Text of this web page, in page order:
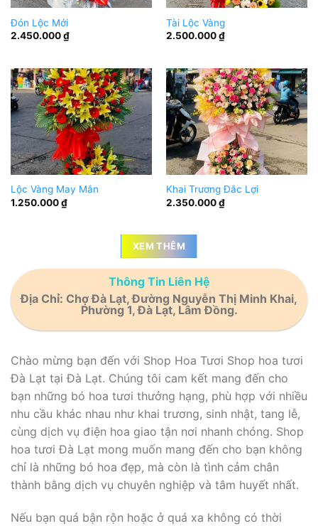
Đón Lộc Mới
2.450.000₫
Tài Lộc Vàng
2.500.000₫
Lộc Vàng May Mắn
1.250.000₫
Khai Trương Đắc Lợi
2.350.000₫
XEM THÊM
Thông Tin Liên Hệ
Địa Chỉ: Chợ Đà Lạt, Đường Nguyễn Thị Minh Khai,
Phường 1, Đà Lạt, Lâm Đồng.
Chào mừng bạn đến với Shop Hoa Tươi Shop hoa tươi
Đà Lạt tại Đà Lạt. Chúng tôi cam kết mang đến cho
bạn những bó hoa tươi thưởng hạng, phù hợp với nhiều
nhu cầu khác nhau như khai trương, sinh nhật, tang lễ,
cùng dịch vụ điện hoa giao tận nơi nhanh chóng. Shop
hoa tươi Đà Lạt mong muốn mang đến cho bạn không
chỉ là những bó hoa đẹp, mà còn là tình cảm chân
thành bằng dịch vụ chuyên nghiệp và tâm huyết nhất.
Nếu bạn quá bận rộn hoặc ở quá xa không có thời